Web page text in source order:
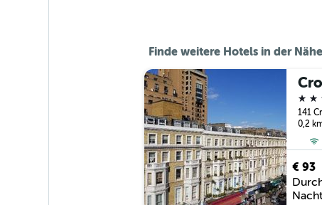
Finde weitere Hotels in der
3
141
0,2
€ 93
Nacht